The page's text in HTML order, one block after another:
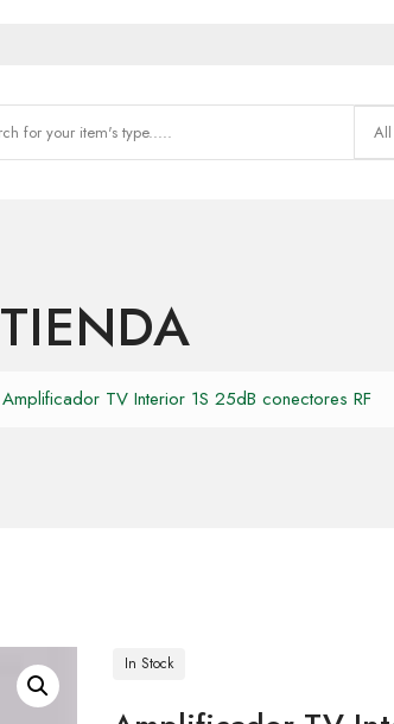
TIENDA
Amplificador TV Interior 1S 25dB conectores RF
In Stock